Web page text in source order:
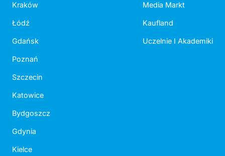
Kraków
Łódź
Gdańsk
Poznań
Szczecin
Katowice
Bydgoszcz
Gdynia
Kielce
Media Markt
Kaufland
Uczelnie I Akademiki